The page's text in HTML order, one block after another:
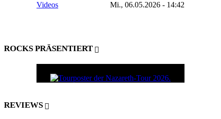
Videos Mi., 06.05.2026 - 14:42
ROCKS PRÄSENTIERT
REVIEWS